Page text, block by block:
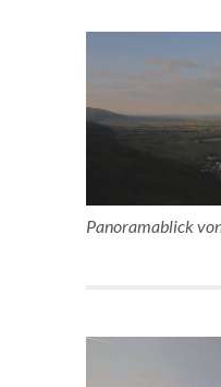
Panoramablick